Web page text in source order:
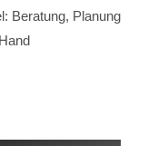
Beratung, Planung